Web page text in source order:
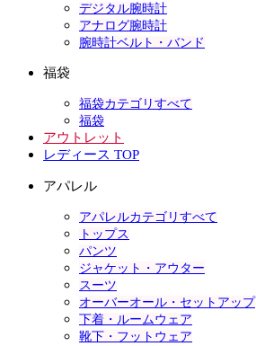
デジタル腕時計
アナログ腕時計
腕時計ベルト・バンド
福袋
福袋カテゴリすべて
福袋
アウトレット
レディース TOP
アパレル
アパレルカテゴリすべて
トップス
パンツ
ジャケット・アウター
スーツ
オーバーオール・セットアップ
下着・ルームウェア
靴下・フットウェア